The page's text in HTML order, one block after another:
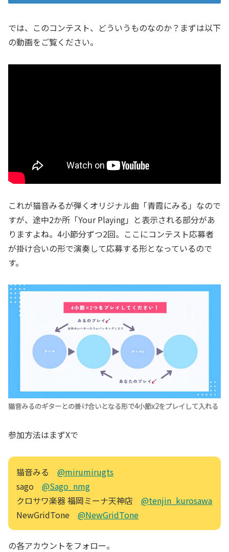
では、このコンテスト、どういうものなのか？まずは以下
の動画をご覧ください。
これが猫音みるが弾くオリジナル曲「青霞にみる」なので
すが、途中2か所「Your Playing」と表示される部分があ
りますよね。4小節分ずつ2回。ここにコンテスト応募者
が掛け合いの形で演奏して応募する形となっているので
す。
猫音みるのギターとの掛け合いとなる形で4小節x2をプレイして入れる
参加方法はまずXで
猫音みる @mirumirugts
sago @Sago_nmg
クロサワ楽器 福岡ミーナ天神店 @tenjin_kurosawa
NewGridTone @NewGridTone
の各アカウントをフォロー。